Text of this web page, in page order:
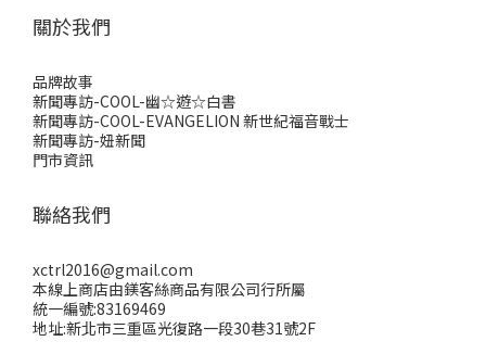
關於我們
品牌故事
新聞專訪-COOL-幽☆遊☆白書
新聞專訪-COOL-EVANGELION 新世紀福音戰士
新聞專訪-妞新聞
門市資訊
聯絡我們
xctrl2016@gmail.com
本線上商店由鎂客絲商品有限公司行所屬
統一編號:83169469
地址:新北市三重區光復路一段30巷31號2F